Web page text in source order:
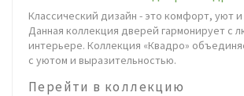
Классический дизайн - это комфорт, уют
Данная коллекция дверей гармонирует с
интерьере. Коллекция «Квадро»
с уютом и выразительностью.
Перейти в коллекцию